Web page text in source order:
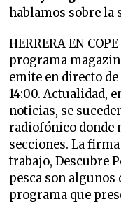
hablamos sobre
HERRERA EN
programa
emite en directo de
14:00. Actualidad,
noticias, se
radiofónico donde
secciones. La
trabajo, Descubre
pesca son algunos
programa que